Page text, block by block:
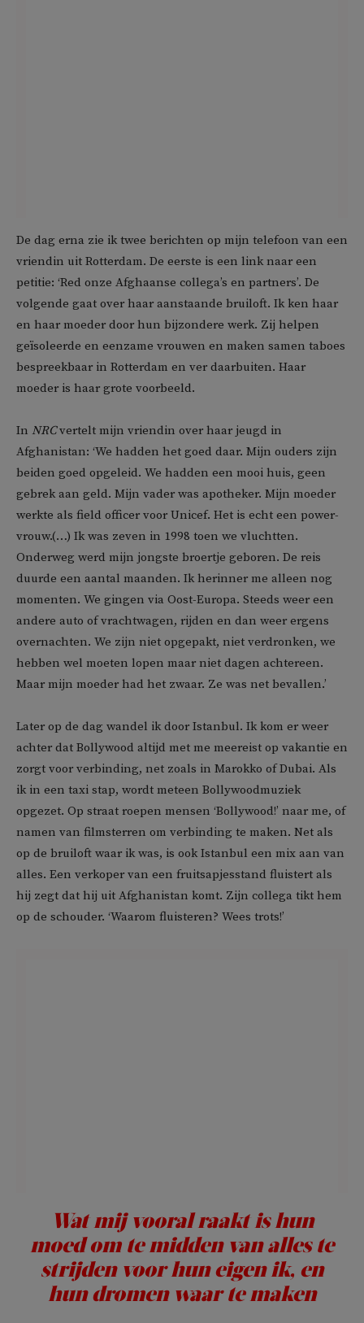
De dag erna zie ik twee berichten op mijn telefoon van een
vriendin uit Rotterdam. De eerste is een link naar een
petitie: ‘Red onze Afghaanse collega’s en partners’. De
volgende gaat over haar aanstaande bruiloft. Ik ken haar
en haar moeder door hun bijzondere werk. Zij helpen
geïsoleerde en eenzame vrouwen en maken samen taboes
bespreekbaar in Rotterdam en ver daarbuiten. Haar
moeder is haar grote voorbeeld.
In NRCvertelt mijn vriendin over haar jeugd in
Afghanistan: ‘We hadden het goed daar. Mijn ouders zijn
beiden goed opgeleid. We hadden een mooi huis, geen
gebrek aan geld. Mijn vader was apotheker. Mijn moeder
werkte als field officer voor Unicef. Het is echt een power-
vrouw.(…) Ik was zeven in 1998 toen we vluchtten.
Onderweg werd mijn jongste broertje geboren. De reis
duurde een aantal maanden. Ik herinner me alleen nog
momenten. We gingen via Oost-Europa. Steeds weer een
andere auto of vrachtwagen, rijden en dan weer ergens
overnachten. We zijn niet opgepakt, niet verdronken, we
hebben wel moeten lopen maar niet dagen achtereen.
Maar mijn moeder had het zwaar. Ze was net bevallen.’
Later op de dag wandel ik door Istanbul. Ik kom er weer
achter dat Bollywood altijd met me meereist op vakantie en
zorgt voor verbinding, net zoals in Marokko of Dubai. Als
ik in een taxi stap, wordt meteen Bollywoodmuziek
opgezet. Op straat roepen mensen ‘Bollywood!’ naar me, of
namen van filmsterren om verbinding te maken. Net als
op de bruiloft waar ik was, is ook Istanbul een mix aan van
alles. Een verkoper van een fruitsapjesstand fluistert als
hij zegt dat hij uit Afghanistan komt. Zijn collega tikt hem
op de schouder. ‘Waarom fluisteren? Wees trots!’
Wat mij vooral raakt is hun
moed om te midden van alles te
strijden voor hun eigen ik, en
hun dromen waar te maken